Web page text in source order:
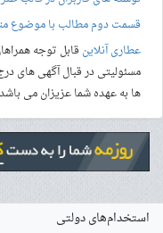
قسمت دوم مطالب با موضوع
عطاری آنلاینقابل توجه
مسئولیتی در قبال آگهی های
ها به عهده شما عزیزان می
استخدام‌های دولتی